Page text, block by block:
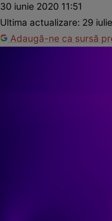
30 iunie 2020 11:51
Ultima actualizare: 29
Adaugă-ne ca sursă